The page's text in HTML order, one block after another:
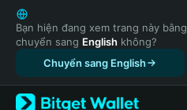
English
日本語
Tiếng Việt
Русский
Español (Latinoamérica)
Türkçe
Bạn hiện đang xem trang này bằng
chuyển sang English không?
Chuyển sang English